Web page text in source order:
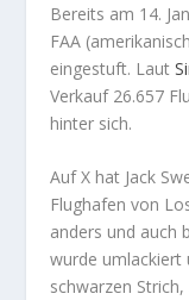
Bereits am 14.
FAA
eingestuft. Laut
Verkauf 26.657
hinter sich.
Auf X hat Jack
Flughafen von
anders und auch
wurde
schwarzen